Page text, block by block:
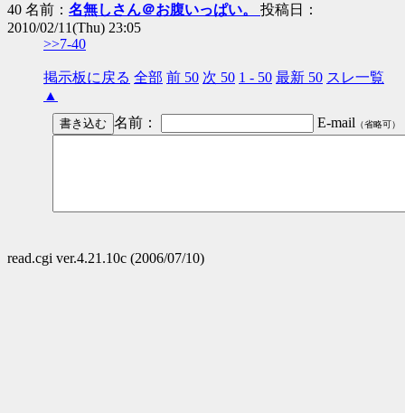
40 名前： 名無しさん＠お腹いっぱい。 投稿日：
2010/02/11(Thu) 23:05
>>7-40
掲示板に戻る 全部 前 50 次 50 1 - 50 最新 50 スレ一覧
▲
名前：
E-mail （省略可）
read.cgi ver.4.21.10c (2006/07/10)